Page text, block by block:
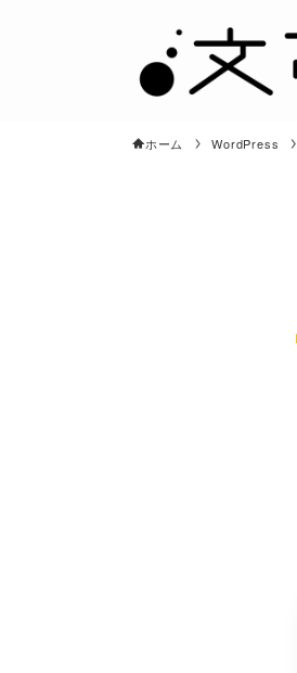
ホーム WordPress